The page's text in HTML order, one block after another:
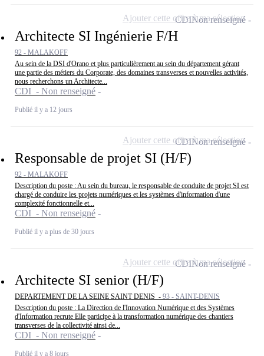
Architecte SI Ingénierie F/H
92 - MALAKOFF
Au sein de la DSI d'Orano et plus particulièrement au sein du département gérant
une partie des métiers du Corporate, des domaines transverses et nouvelles activités,
nous recherchons un Architecte...
CDI - Non renseigné
Publié il y a 12 jours
CDINon renseigné
Ajouter cette offre à ma sélection
Responsable de projet SI (H/F)
92 - MALAKOFF
Description du poste : Au sein du bureau, le responsable de conduite de projet SI est
chargé de conduire les projets numériques et les systèmes d'information d'une
complexité fonctionnelle et...
CDI - Non renseigné
Publié il y a plus de 30 jours
CDINon renseigné
Ajouter cette offre à ma sélection
Architecte SI senior (H/F)
DEPARTEMENT DE LA SEINE SAINT DENIS - 93 - SAINT-DENIS
Description du poste : La Direction de l'Innovation Numérique et des Systèmes
d'Information recrute Elle participe à la transformation numérique des chantiers
transverses de la collectivité ainsi de...
CDI - Non renseigné
Publié il y a 8 jours
CDINon renseigné
Ajouter cette offre à ma sélection